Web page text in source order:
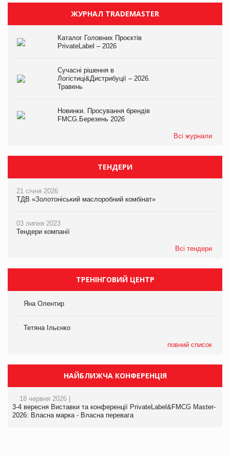
ЖУРНАЛ TRADEMASTER
Каталог Головних Проєктів
PrivateLabel – 2026
Сучасні рішення в
Логістиці&Дистрибуції – 2026.
Травень
Новинки. Просування брендів
FMCG.Березень 2026
Всі журнали
ТЕНДЕРИ
21 січня 2026
ТДВ «Золотоніський маслоробний комбінат»
03 липня 2023
Тендери компанії
Всі тендери
ТРЕНІНГОВИЙ ЦЕНТР
Яна Олентир
Тетяна Ільєнко
повний список
НАЙБЛИЖЧА КОНФЕРЕНЦІЯ
18 червня 2026 |
3-4 вересня Виставки та конференції PrivateLabel&FMCG Master-
2026: Власна марка - Власна перевага